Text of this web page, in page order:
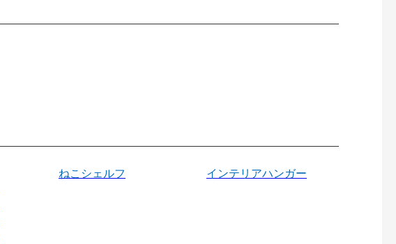
ねこシェルフ インテリアハンガー